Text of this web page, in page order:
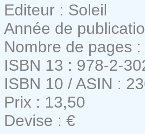
Editeur : Soleil
Année de
Nombre de pages :
ISBN 13 : 978-2-
ISBN 10 / ASIN :
Prix : 13,50
Devise : €